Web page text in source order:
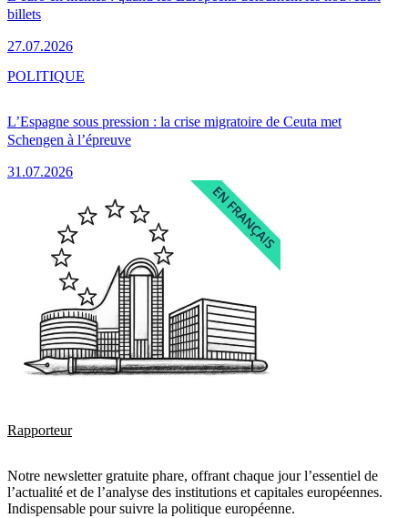
billets
27.07.2026
L’Espagne sous pression : la crise migratoire de Ceuta met
Schengen à l’épreuve
31.07.2026
POLITIQUE
Rapporteur
Notre newsletter gratuite phare, offrant chaque jour l’essentiel de
l’actualité et de l’analyse des institutions et capitales européennes.
Indispensable pour suivre la politique européenne.